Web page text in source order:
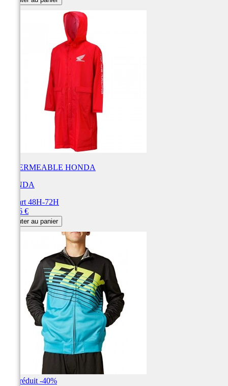
base
IMPERMEABLE HONDA
HONDA
Départ 48H-72H
49,96 €
Ajouter au panier
Prix réduit -40%